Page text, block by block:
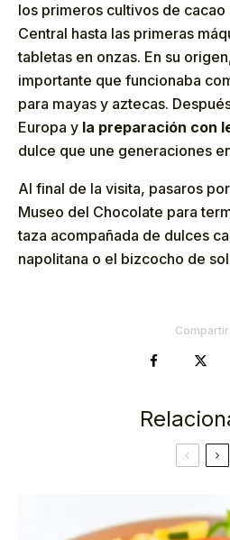
los primeros cultivos de
Central hasta las primeras
tabletas en onzas. En su
importante que funcionaba
para mayas y aztecas.
Europa y la preparación con
dulce que une generaciones
Al final de la visita, pasaros
Museo del Chocolate para
taza acompañada de dulces
napolitana o el bizcocho de
Compartir